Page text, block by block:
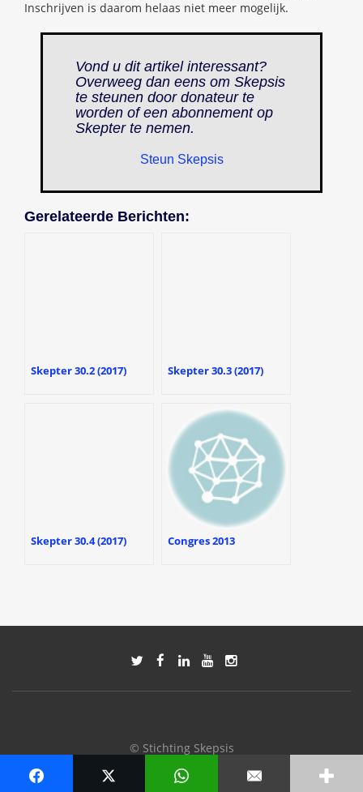
Inschrijven is daarom helaas niet meer mogelijk.
Vond u dit artikel interessant?
Overweeg dan eens om Skepsis
te steunen door donateur te
worden of een abonnement op
Skepterte nemen.
Steun Skepsis
Gerelateerde Berichten:
Skepter 30.2 (2017) Skepter 30.3 (2017)
Skepter 30.4 (2017) Congres 2013
© Stichting Skepsis
↑